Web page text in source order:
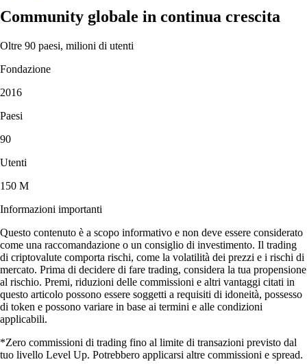
Community globale in continua crescita
Oltre 90 paesi, milioni di utenti
Fondazione
2016
Paesi
90
Utenti
150 M
Informazioni importanti
Questo contenuto è a scopo informativo e non deve essere considerato
come una raccomandazione o un consiglio di investimento. Il trading
di criptovalute comporta rischi, come la volatilità dei prezzi e i rischi di
mercato. Prima di decidere di fare trading, considera la tua propensione
al rischio. Premi, riduzioni delle commissioni e altri vantaggi citati in
questo articolo possono essere soggetti a requisiti di idoneità, possesso
di token e possono variare in base ai termini e alle condizioni
applicabili.
*Zero commissioni di trading fino al limite di transazioni previsto dal
tuo livello Level Up. Potrebbero applicarsi altre commissioni e spread.